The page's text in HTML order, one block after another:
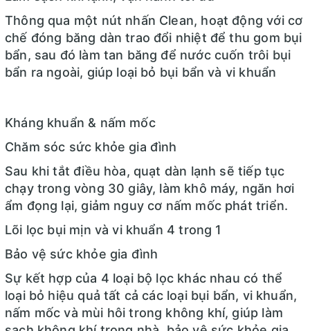
khử mùi:
mùi, Bộ lọc HEPA
Chế độ gió:
Lên – Xuống
Công nghệ làm lạnh nhanh:
Fast Cooling
Hiển thị nhiệt độ trên dàn lạnh
Chất liệu dàn tản nhiệt: Dàn tản nhiệt đồng mạ màu vàng nổi bật
Nhãn năng lượng:
Đang cập nhật
Loại Gas:
R-32
Kích thước ống đồng:
Đang cập nhật
Dòng điện vào:
Đang cập nhật
Kích thước – Khối lượng dàn lạnh:
Kích thước – Khối lượng dàn nóng:
Đang cập nhật.
Thông qua một nút nhấn Clean, hoạt động với cơ
chế đóng băng dàn trao đổi nhiệt để thu gom bụi
bẩn, sau đó làm tan băng để nước cuốn trôi bụi
bẩn ra ngoài, giúp loại bỏ bụi bẩn và vi khuẩn
Kháng khuẩn & nấm mốc
Chăm sóc sức khỏe gia đình
Sau khi tắt điều hòa, quạt dàn lạnh sẽ tiếp tục
chạy trong vòng 30 giây, làm khô máy, ngăn hơi
ẩm đọng lại, giảm nguy cơ nấm mốc phát triển.
Lõi lọc bụi mịn và vi khuẩn 4 trong 1
Bảo vệ sức khỏe gia đình
Sự kết hợp của 4 loại bộ lọc khác nhau có thể
loại bỏ hiệu quả tất cả các loại bụi bẩn, vi khuẩn,
nấm mốc và mùi hôi trong không khí, giúp làm